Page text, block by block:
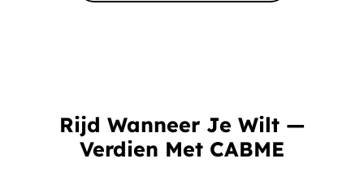
Rijd Wanneer Je Wilt —
Verdien Met CABME